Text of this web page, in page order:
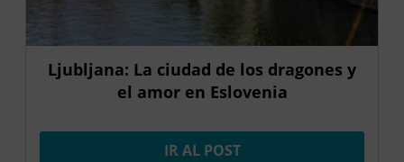
Ljubljana: La ciudad de los dragones y
el amor en Eslovenia
IR AL POST